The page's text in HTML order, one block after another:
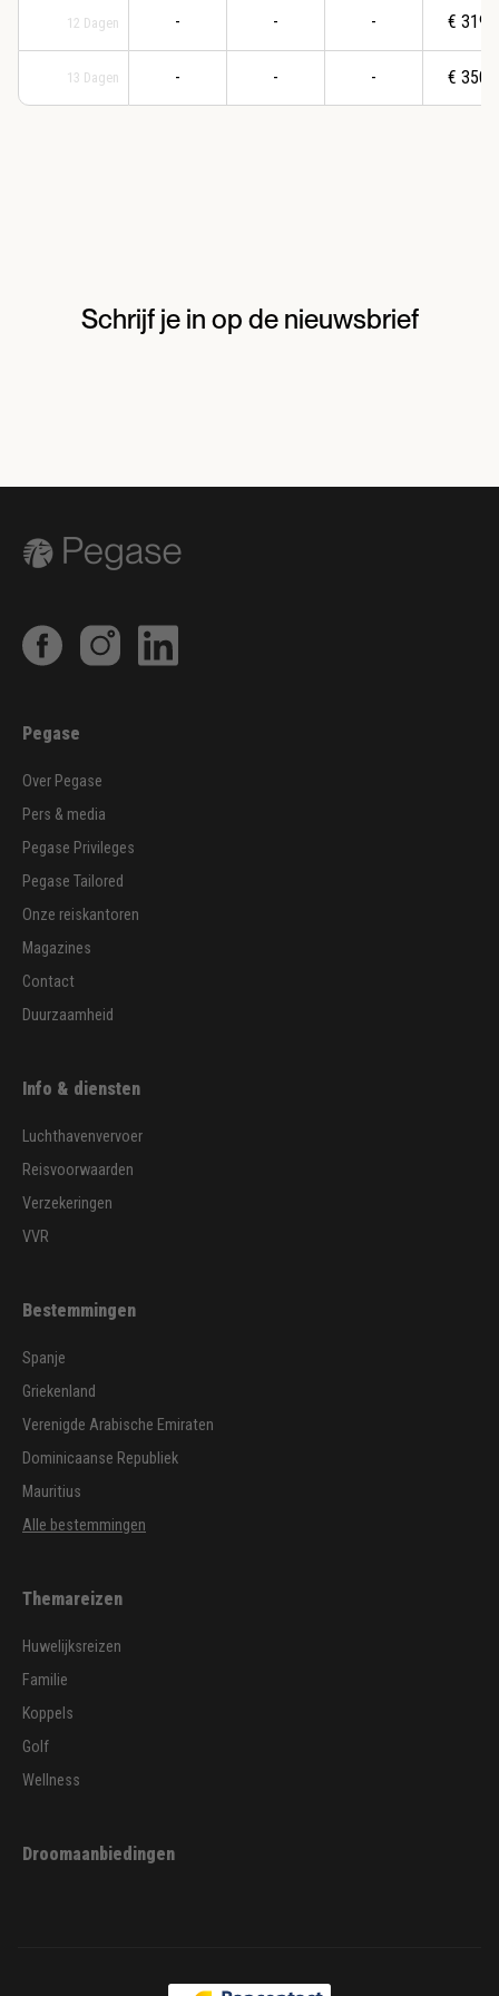
12 Dagen
13 Dagen
-
-
-
-
-
-
€ 3198
€ 3509
Schrijf je in op de nieuwsbrief
Pegase
Over Pegase
Pers & media
Pegase Privileges
Pegase Tailored
Onze reiskantoren
Magazines
Contact
Duurzaamheid
Info & diensten
Luchthavenvervoer
Reisvoorwaarden
Verzekeringen
VVR
Bestemmingen
Spanje
Griekenland
Verenigde Arabische Emiraten
Dominicaanse Republiek
Mauritius
Alle bestemmingen
Themareizen
Huwelijksreizen
Familie
Koppels
Golf
Wellness
Droomaanbiedingen